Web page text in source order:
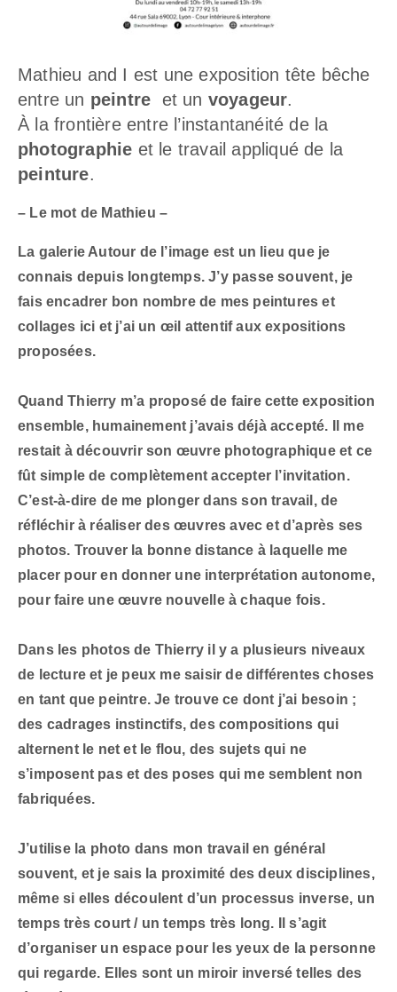
Mathieu and I est une exposition tête bêche
entre un peintre et un voyageur.
À la frontière entre l’instantanéité de la
photographie et le travail appliqué de la
peinture.
– Le mot de Mathieu –
La galerie Autour de l’image est un lieu que je
connais depuis longtemps. J’y passe souvent, je
fais encadrer bon nombre de mes peintures et
collages ici et j’ai un œil attentif aux expositions
proposées.
Quand Thierry m’a proposé de faire cette exposition
ensemble, humainement j’avais déjà accepté. Il me
restait à découvrir son œuvre photographique et ce
fût simple de complètement accepter l’invitation.
C’est-à-dire de me plonger dans son travail, de
réfléchir à réaliser des œuvres avec et d’après ses
photos. Trouver la bonne distance à laquelle me
placer pour en donner une interprétation autonome,
pour faire une œuvre nouvelle à chaque fois.
Dans les photos de Thierry il y a plusieurs niveaux
de lecture et je peux me saisir de différentes choses
en tant que peintre. Je trouve ce dont j’ai besoin ;
des cadrages instinctifs, des compositions qui
alternent le net et le flou, des sujets qui ne
s’imposent pas et des poses qui me semblent non
fabriquées.
J’utilise la photo dans mon travail en général
souvent, et je sais la proximité des deux disciplines,
même si elles découlent d’un processus inverse, un
temps très court / un temps très long. Il s’agit
d’organiser un espace pour les yeux de la personne
qui regarde. Elles sont un miroir inversé telles des